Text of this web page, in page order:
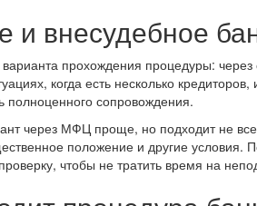
и внесудебное
варианта прохождения процедуры:
когда есть несколько
полноценного сопровождения.
через МФЦ проще, но подходит не
положение и другие
чтобы не тратить время на